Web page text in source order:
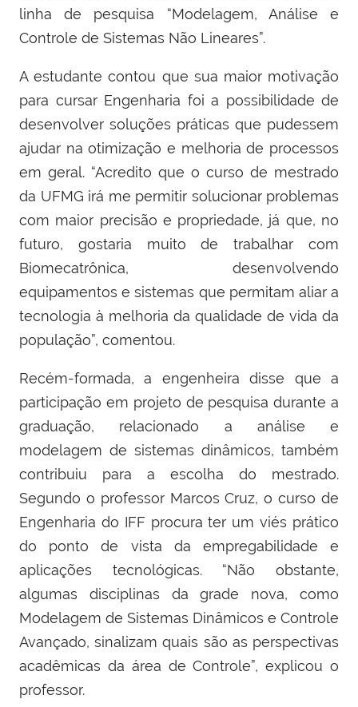
linha de pesquisa “Modelagem, Análise e
Controle de Sistemas Não Lineares”.
A estudante contou que sua maior motivação
para cursar Engenharia foi a possibilidade de
desenvolver soluções práticas que pudessem
ajudar na otimização e melhoria de processos
em geral. “Acredito que o curso de mestrado
da UFMG irá me permitir solucionar problemas
com maior precisão e propriedade, já que, no
futuro, gostaria muito de trabalhar com
Biomecatrônica, desenvolvendo
equipamentos e sistemas que permitam aliar a
tecnologia à melhoria da qualidade de vida da
população”, comentou.
Recém-formada, a engenheira disse que a
participação em projeto de pesquisa durante a
graduação, relacionado a análise e
modelagem de sistemas dinâmicos, também
contribuiu para a escolha do mestrado.
Segundo o professor Marcos Cruz, o curso de
Engenharia do IFF procura ter um viés prático
do ponto de vista da empregabilidade e
aplicações tecnológicas. “Não obstante,
algumas disciplinas da grade nova, como
Modelagem de Sistemas Dinâmicos e Controle
Avançado, sinalizam quais são as perspectivas
acadêmicas da área de Controle”, explicou o
professor.